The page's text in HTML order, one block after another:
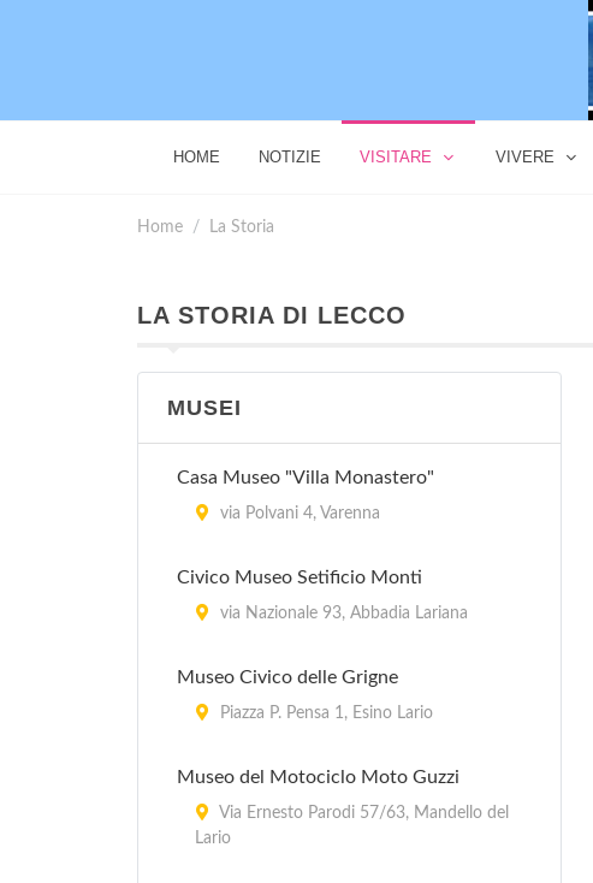
HOME NOTIZIE VISITARE VIVERE
Home La Storia
LA STORIA DI LECCO
MUSEI
Casa Museo "Villa Monastero"
via Polvani 4, Varenna
Civico Museo Setificio Monti
via Nazionale 93, Abbadia Lariana
Museo Civico delle Grigne
Piazza P. Pensa 1, Esino Lario
Museo del Motociclo Moto Guzzi
Via Ernesto Parodi 57/63, Mandello del
Lario